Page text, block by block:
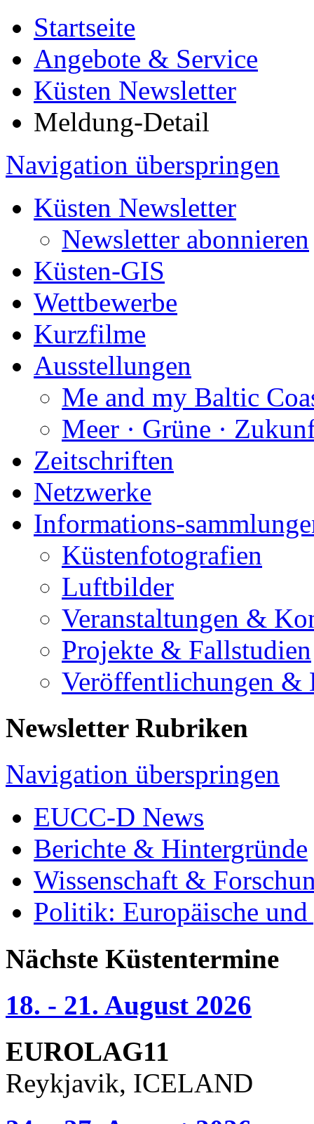
Startseite
Angebote & Service
Küsten Newsletter
Meldung-Detail
Navigation überspringen
Küsten Newsletter
Newsletter abonnieren
Küsten-GIS
Wettbewerbe
Kurzfilme
Ausstellungen
Me and my Baltic
Meer · Grüne ·
Zeitschriften
Netzwerke
Informations-
Küstenfotografien
Luftbilder
Veranstaltungen &
Projekte & Fallstudien
Veröffentlichungen &
Newsletter Rubriken
Navigation überspringen
EUCC-D News
Berichte & Hintergründe
Wissenschaft &
Politik: Europäische
Nächste Küstentermine
18. - 21. August 2026
EUROLAG11
Reykjavik, ICELAND